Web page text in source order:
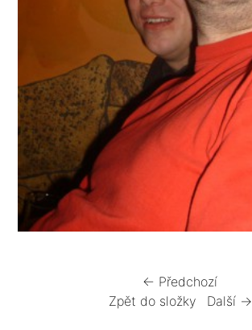
← Předchozí
Zpět do složky
Další →